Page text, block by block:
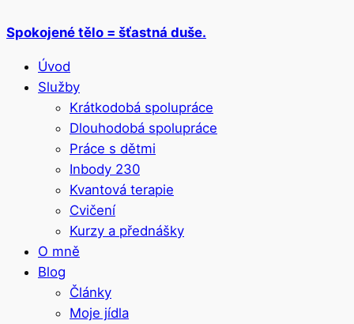
Spokojené tělo = šťastná duše.
Úvod
Služby
Krátkodobá spolupráce
Dlouhodobá spolupráce
Práce s dětmi
Inbody 230
Kvantová terapie
Cvičení
Kurzy a přednášky
O mně
Blog
Články
Moje jídla